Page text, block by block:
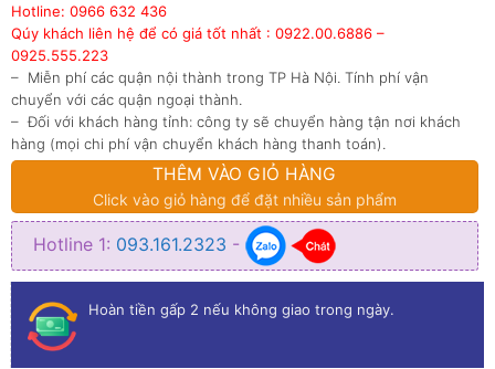
Hotline: 0966 632 436
Qúy khách liên hệ để có giá tốt nhất : 0922.00.6886 –
0925.555.223
– Miễn phí các quận nội thành trong TP Hà Nội. Tính phí vận
chuyển với các quận ngoại thành.
– Đối với khách hàng tỉnh: công ty sẽ chuyển hàng tận nơi khách
hàng (mọi chi phí vận chuyển khách hàng thanh toán).
THÊM VÀO GIỎ HÀNG
Click vào giỏ hàng để đặt nhiều sản phẩm
Hotline 1: 093.161.2323 -
Hoàn tiền gấp 2 nếu không giao trong ngày.